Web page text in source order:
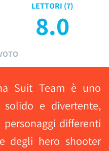
LETTORI (7)
8.0
Suit Team è uno
solido e divertente,
differenti
degli hero shooter